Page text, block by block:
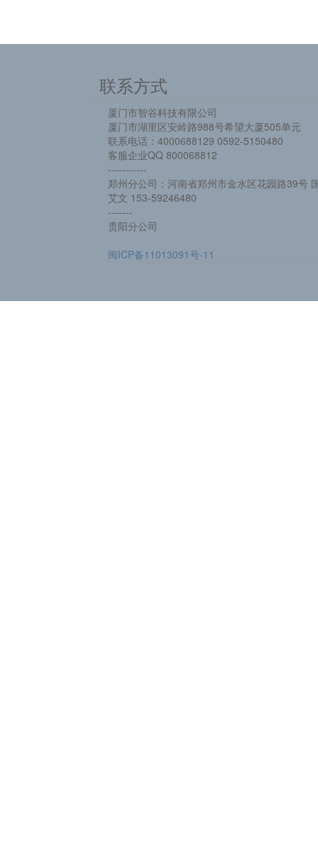
联系方式
厦门市智谷科技有限公司
厦门市湖里区安岭路988号希望大厦505单元
联系电话：4000688129 0592-5150480
客服企业QQ 800068812
-----------
郑州分公司：河南省郑州市金水区花园路39号
艾文 153-59246480
-------
贵阳分公司
闽ICP备11013091号-11